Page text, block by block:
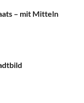
– mit Mitteln